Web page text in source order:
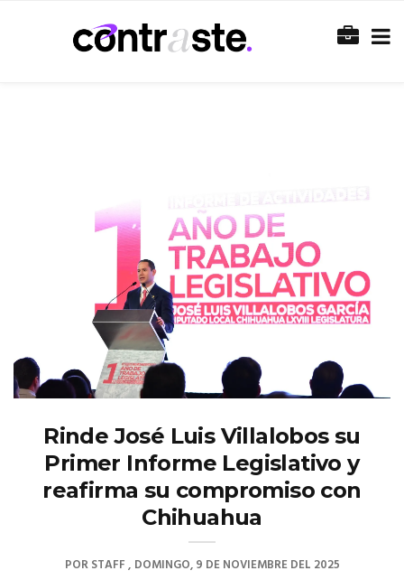
Rinde José Luis Villalobos su
Primer Informe Legislativo y
reafirma su compromiso con
Chihuahua
PORSTAFF DOMINGO, 9 DE NOVIEMBRE DEL 2025